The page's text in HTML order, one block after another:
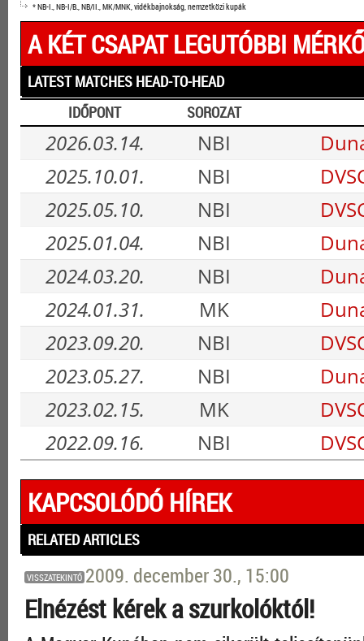
* NB-I., NB-I/B., NB/II., MK/MNK, vidékbajnokság, nemzetközi kupák
A KÉT CSAPAT LEGUTÓBBI
LATEST MATCHES HEAD-TO-HEAD
IDŐPONT
SOROZAT
2026.03.14. NBI
2025.10.01.
NBI
2025.05.10.
NBI
2025.01.04.
NBI
2024.03.20.
NBI
2024.01.31.
MK
2023.09.20.
NBI
2023.05.27.
NBI
2023.02.15.
MK
2022.09.16.
NBI
KAPCSOLÓDÓ HÍREK
RELATED ARTICLES
VISSZATEKINTŐ 2009. december 30., 15:00
Elnézést kérek a szurkolóktól!